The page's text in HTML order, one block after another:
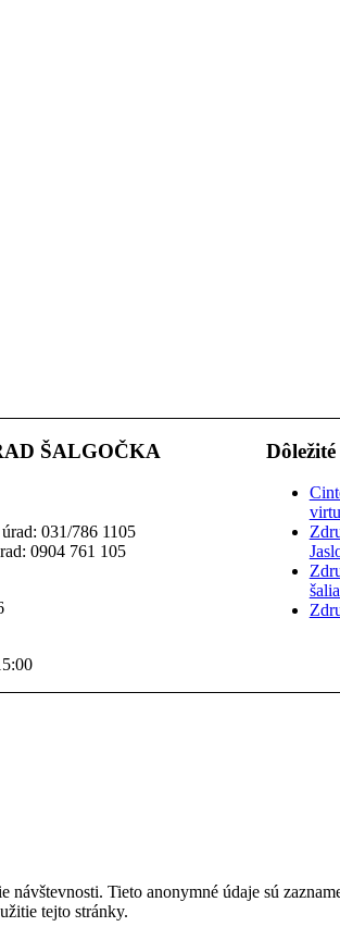
ŠALGOČKA
031/786 1105
0904 761 105
Tieto anonymné údaje sú
tejto stránky.